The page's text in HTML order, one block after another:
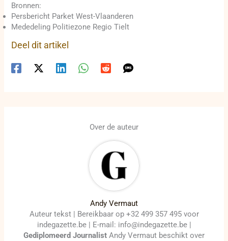
Bronnen:
Persbericht Parket West-Vlaanderen
Mededeling Politiezone Regio Tielt
Deel dit artikel
Over de auteur
Andy Vermaut
Auteur tekst | Bereikbaar op +32 499 357 495 voor
indegazette.be | E-mail: info@indegazette.be |
Gediplomeerd Journalist Andy Vermaut beschikt over